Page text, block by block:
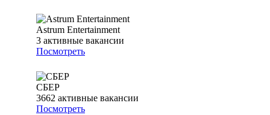
Astrum Entertainment
3 активные вакансии
Посмотреть
СБЕР
3662 активные вакансии
Посмотреть